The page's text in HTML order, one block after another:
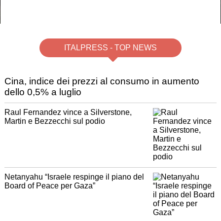
ITALPRESS - TOP NEWS
Cina, indice dei prezzi al consumo in aumento
dello 0,5% a luglio
Raul Fernandez vince a Silverstone,
Martin e Bezzecchi sul podio
Netanyahu “Israele respinge il piano del
Board of Peace per Gaza”